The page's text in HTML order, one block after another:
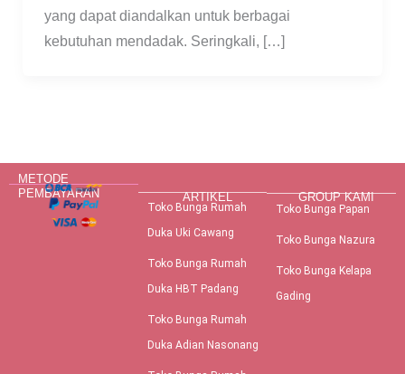
yang dapat diandalkan untuk berbagai
kebutuhan mendadak. Seringkali, […]
METODE
PEMBAYARAN
ARTIKEL
Toko Bunga Rumah
Duka Uki Cawang
Toko Bunga Rumah
Duka HBT Padang
Toko Bunga Rumah
Duka Adian Nasonang
GROUP KAMI
Toko Bunga Papan
Toko Bunga Nazura
Toko Bunga Kelapa
Gading